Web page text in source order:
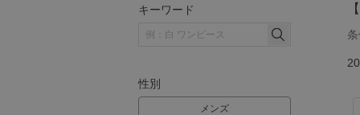
20
キーワード
性別
メンズ